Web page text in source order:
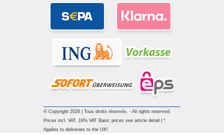
© Copyright 2026 | Tous droits réservés. - All rights reserved.
Prices incl. VAT. 19% VAT Basic prices see article detail | *
Applies to deliveries to the UK!